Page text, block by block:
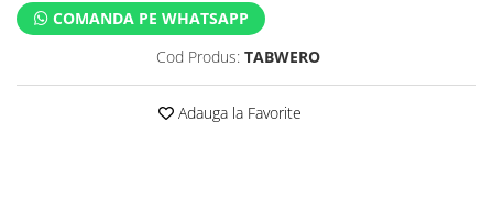
COMANDA PE WHATSAPP
Cod Produs: TABWERO
Adauga la Favorite